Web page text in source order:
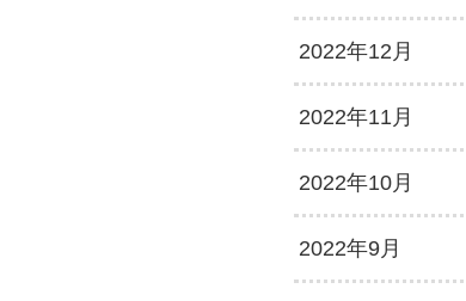
2022年12月
2022年11月
2022年10月
2022年9月